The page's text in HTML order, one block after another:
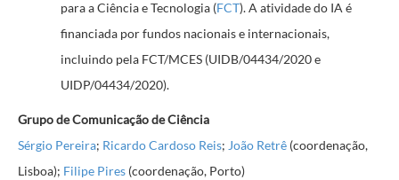
para a Ciência e Tecnologia (FCT). A atividade do IA é
financiada por fundos nacionais e internacionais,
incluindo pela FCT/MCES (UIDB/04434/2020 e
UIDP/04434/2020).
Grupo de Comunicação de Ciência
Sérgio Pereira; Ricardo Cardoso Reis; João Retrê (coordenação,
Lisboa); Filipe Pires (coordenação, Porto)